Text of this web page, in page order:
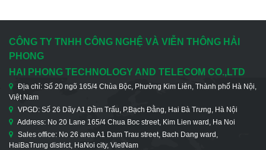
CÔNG TY TNHH CÔNG NGHỆ VÀ VIỄN THÔNG HẢI
PHONG
HAI PHONG TECHNOLOGY AND TELECOM CO.,LTD
Địa chỉ: Số 20 ngõ 165/4 Chùa Bộc, Phường Kim Liên, Thành phố Hà Nội,
Việt Nam
VPGD: Số 26 Dãy A1 Đầm Trấu, P.Bạch Đằng, Hai Bà Trưng, Hà Nội
Address: No 20 Lane 165/4 Chua Boc street, Kim Lien ward, Ha Noi
Sales office: No 26 area A1 Dam Trau street, Bach Dang ward,
HaiBaTrung district, HaNoi city, VietNam